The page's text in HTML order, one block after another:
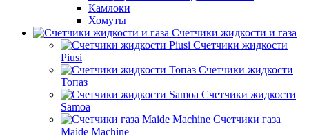
Камлоки
Хомуты
Счетчики жидкости и газа
Счетчики жидкости
Piusi
Счетчики жидкости
Топаз
Счетчики жидкости
Samoa
Счетчики газа
Maide Machine